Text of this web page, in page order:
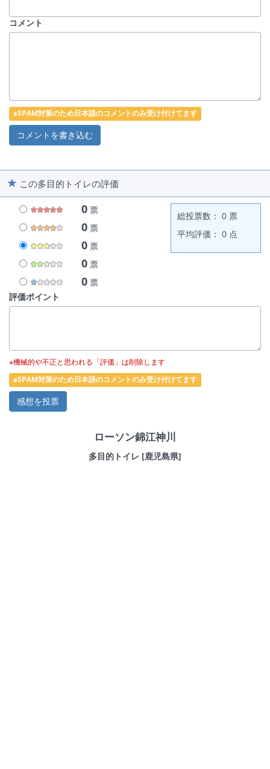
コメント
※SPAM対策のため日本語のコメントのみ受け付けてます
この多目的トイレの評価
0 票
0 票
0 票
0 票
0 票
総投票数： 0 票
平均評価： 0 点
評価ポイント
※機械的や不正と思われる「評価」は削除します
※SPAM対策のため日本語のコメントのみ受け付けてます
ローソン錦江神川
多目的トイレ [鹿児島県]